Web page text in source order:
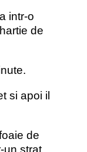
intr-o
de
si apoi il
de
un strat